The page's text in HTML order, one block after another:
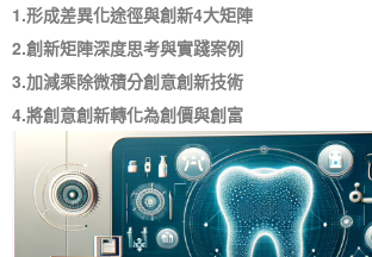
1.形成差異化途徑與創新4大矩陣
2.創新矩陣深度思考與實踐案例
3.加減乘除微積分創意創新技術
4.將創意創新轉化為創價與創富